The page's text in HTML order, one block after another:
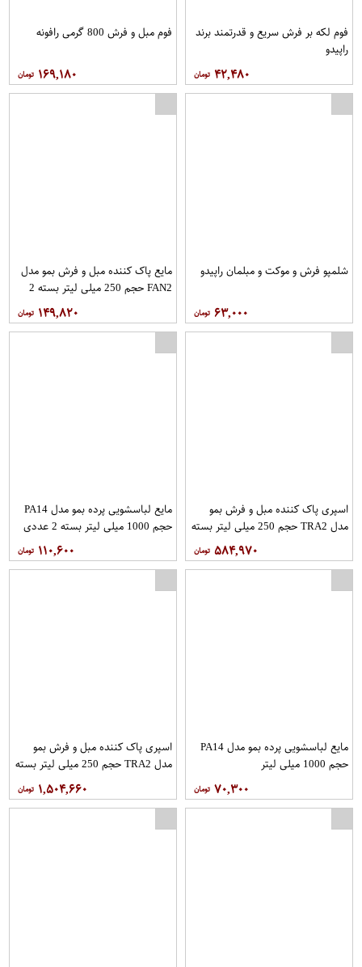
فوم لکه بر فرش سریع و قدرتمند برند
راپیدو
۴۲,۴۸۰
فوم مبل و فرش 800 گرمی رافونه
۱۶۹,۱۸۰
شلمپو فرش و موکت و مبلمان راپیدو
۶۳,۰۰۰
مایع پاک کننده مبل و فرش بمو مدل
FAN2 حجم 250 میلی لیتر بسته 2
۱۴۹,۸۲۰
اسپری پاک کننده مبل و فرش بمو
مدل TRA2 حجم 250 میلی لیتر بسته
۵۸۴,۹۷۰
مایع لباسشویی پرده بمو مدل PA14
حجم 1000 میلی لیتر بسته 2 عددی
۱۱۰,۶۰۰
مایع لباسشویی پرده بمو مدل PA14
حجم 1000 میلی لیتر
۷۰,۳۰۰
اسپری پاک کننده مبل و فرش بمو
مدل TRA2 حجم 250 میلی لیتر بسته
۱,۵۰۴,۶۶۰